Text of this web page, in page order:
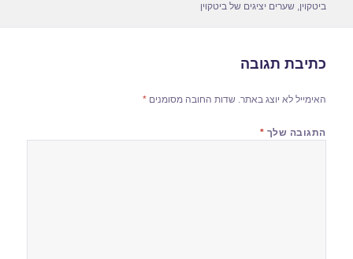
ביטקוין,שערים יציגים של ביטקוין
כתיבת תגובה
האימייל לא יוצג באתר. שדות החובה מסומנים*
התגובה שלך *